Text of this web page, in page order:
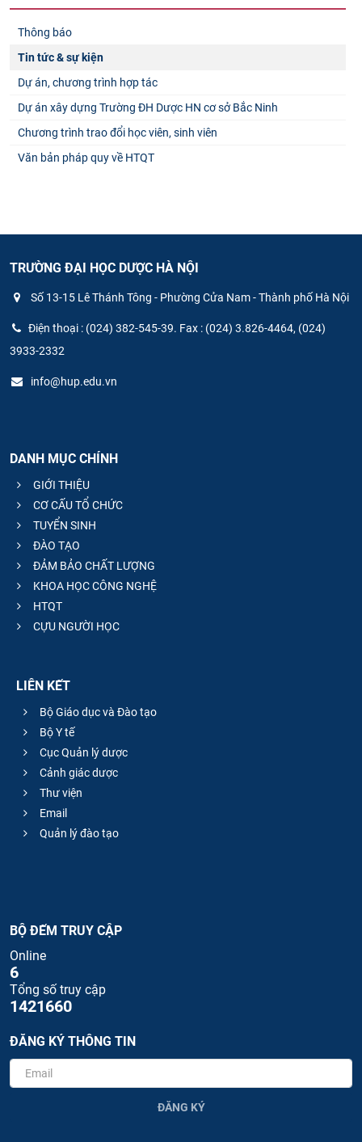
Thông báo
Tin tức & sự kiện
Dự án, chương trình hợp tác
Dự án xây dựng Trường ĐH Dược HN cơ sở Bắc Ninh
Chương trình trao đổi học viên, sinh viên
Văn bản pháp quy về HTQT
TRƯỜNG ĐẠI HỌC DƯỢC HÀ NỘI
Số 13-15 Lê Thánh Tông - Phường Cửa Nam - Thành phố Hà Nội
Điện thoại : (024) 382-545-39. Fax : (024) 3.826-4464, (024)
3933-2332
info@hup.edu.vn
DANH MỤC CHÍNH
GIỚI THIỆU
CƠ CẤU TỔ CHỨC
TUYỂN SINH
ĐÀO TẠO
ĐẢM BẢO CHẤT LƯỢNG
KHOA HỌC CÔNG NGHỆ
HTQT
CỰU NGƯỜI HỌC
LIÊN KẾT
Bộ Giáo dục và Đào tạo
Bộ Y tế
Cục Quản lý dược
Cảnh giác dược
Thư viện
Email
Quản lý đào tạo
BỘ ĐẾM TRUY CẬP
Online
6
Tổng số truy cập
1421660
ĐĂNG KÝ THÔNG TIN
ĐĂNG KÝ